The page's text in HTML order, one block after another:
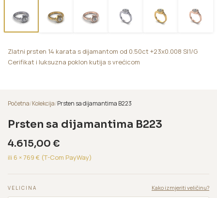
Zlatni prsten 14 karata s dijamantom od 0.50ct +23x0.008 SI1/G
Cerifikat i luksuzna poklon kutija s vrećicom
Početna/Kolekcija/Prsten sa dijamantima B223
Prsten sa dijamantima B223
4.615,00 €
ili 6 ×769 € (T-Com PayWay)
VELICINA Kako izmjeriti veličinu?